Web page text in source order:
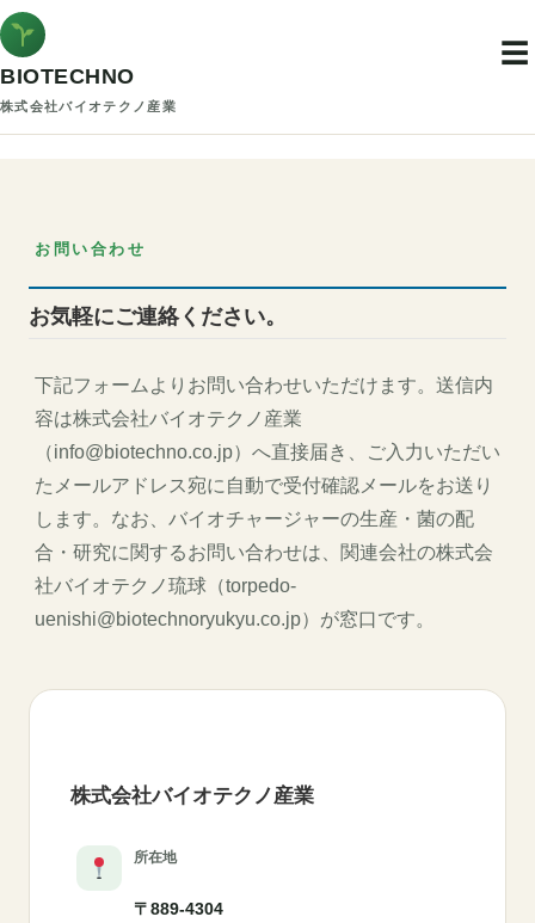
BIOTECHNO
株式会社バイオテクノ産業
☰
お問い合わせ
お気軽にご連絡ください。
下記フォームよりお問い合わせいただけます。送信内
容は株式会社バイオテクノ産業
（info@biotechno.co.jp）へ直接届き、ご入力いただい
たメールアドレス宛に自動で受付確認メールをお送り
します。なお、バイオチャージャーの生産・菌の配
合・研究に関するお問い合わせは、関連会社の株式会
社バイオテクノ琉球（torpedo-
uenishi@biotechnoryukyu.co.jp）が窓口です。
株式会社バイオテクノ産業
所在地
〒889-4304